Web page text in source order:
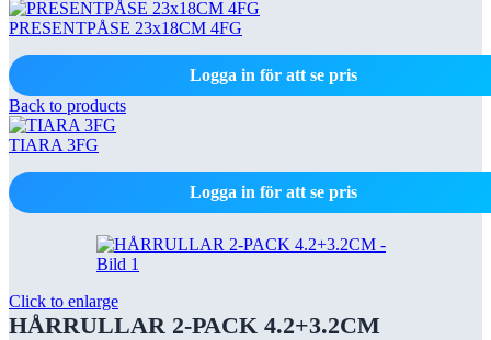
PRESENTPÅSE 23x18CM 4FG
Logga in för att se pris
Back to products
TIARA 3FG
Logga in för att se pris
Click to enlarge
HÅRRULLAR 2-PACK 4.2+3.2CM